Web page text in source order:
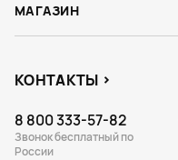
МАГАЗИН
КОНТАКТЫ
8 800 333-57-82
Звонок бесплатный по
России